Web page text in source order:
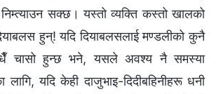
सक्छ। यस्तो व्यक्ति कस्तो खालको
हुन्! यदि दियाबलसलाई मण्डलीको कुनै
चासो हुन्छ भने, यसले अवश्य नै समस्या
यदि केही दाजुभाइ-दिदीबहिनीहरू धनी